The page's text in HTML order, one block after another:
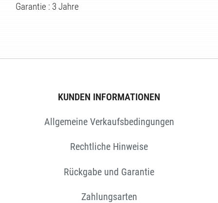
Garantie : 3 Jahre
KUNDEN INFORMATIONEN
Allgemeine Verkaufsbedingungen
Rechtliche Hinweise
Rückgabe und Garantie
Zahlungsarten